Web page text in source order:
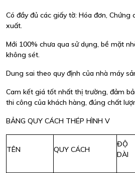
Có đầy đủ các giấy tờ: Hóa đơn, Chứng
xuất.
Mới 100% chưa qua sử dụng, bề mặt
không sét.
Dung sai theo quy định của nhà máy
Cam kết giá tốt nhất thị trường, đảm
thi công của khách hàng, đúng chất
BẢNG QUY CÁCH THÉP HÌNH V
TÊN QUY CÁCH
ĐỘ
DÀI